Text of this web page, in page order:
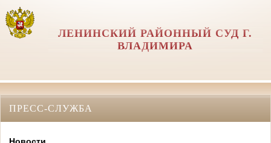
ЛЕНИНСКИЙ РАЙОННЫЙ СУД Г.
ВЛАДИМИРА
ПРЕСС-СЛУЖБА